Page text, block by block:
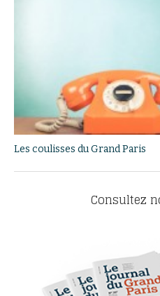
Les coulisses du Grand Paris
Consultez